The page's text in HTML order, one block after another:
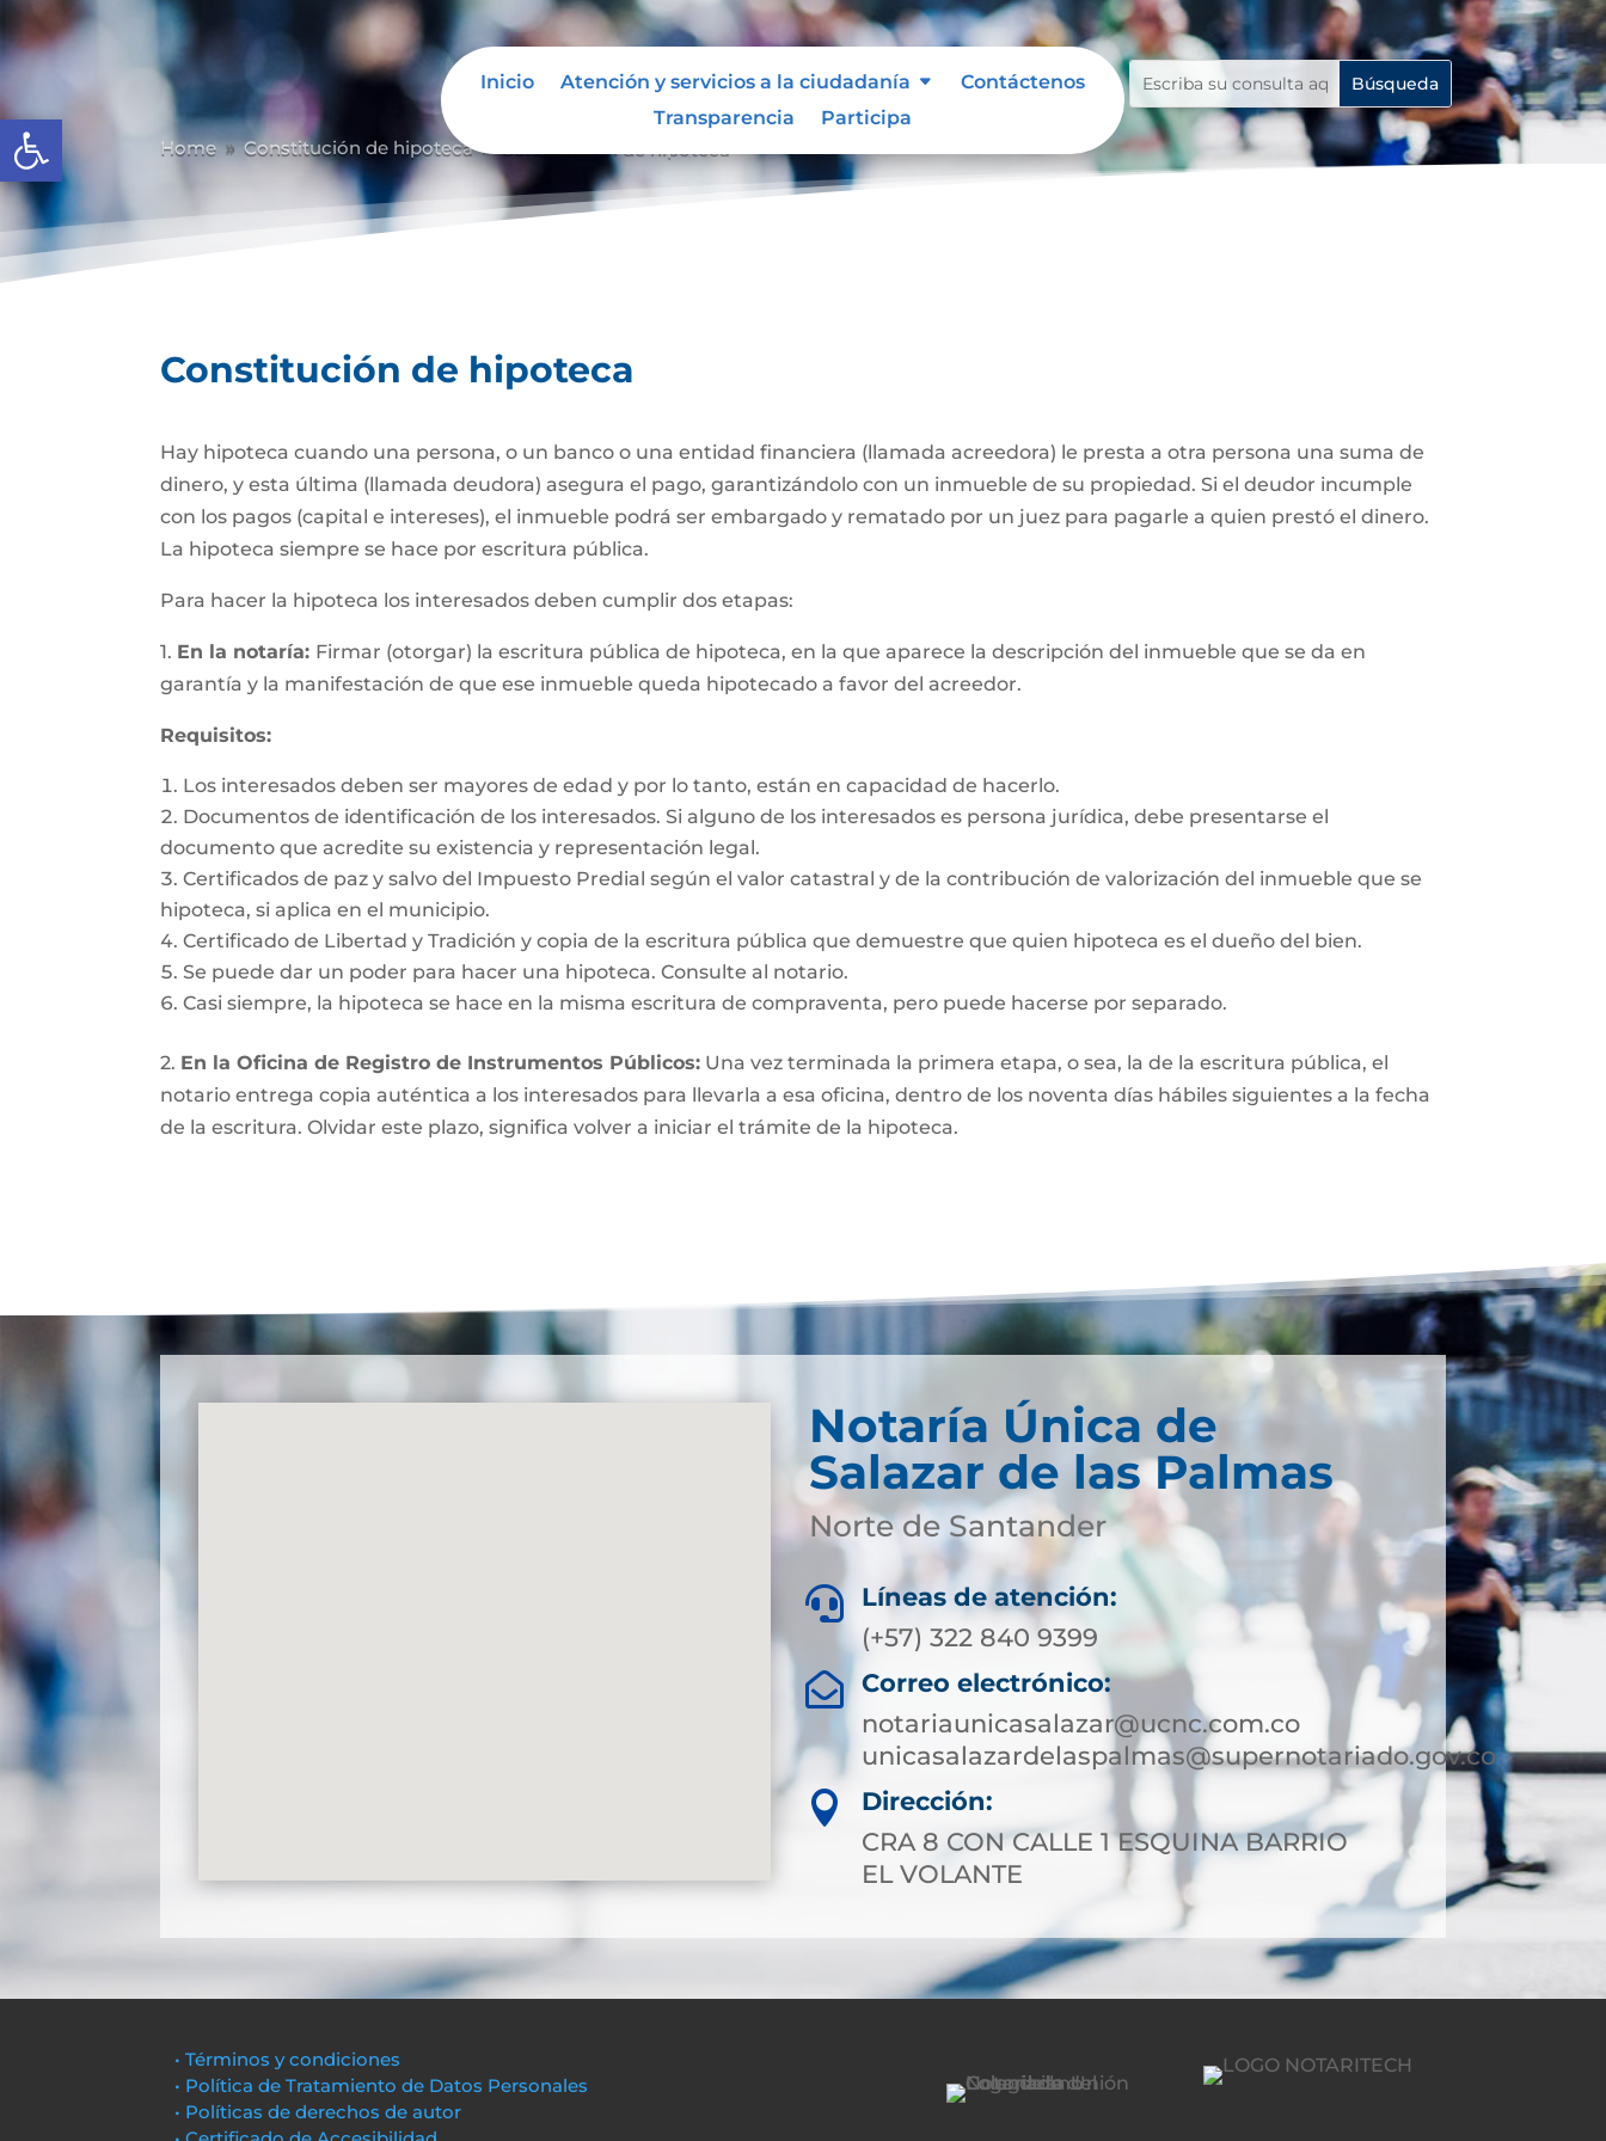
Abrir barra de herramientas
Inicio Atención y servicios a la ciudadanía
Contáctenos
Transparencia
Participa
Home 9 Constitución de hipoteca 9
Constitución de hipoteca
Hay hipoteca cuando una persona, o un banco o una entidad financiera (llamada acreedora) le presta a otra persona una suma de
dinero, y esta última (llamada deudora) asegura el pago, garantizándolo con un inmueble de su propiedad. Si el deudor incumple
con los pagos (capital e intereses), el inmueble podrá ser embargado y rematado por un juez para pagarle a quien prestó el dinero.
La hipoteca siempre se hace por escritura pública.
Para hacer la hipoteca los interesados deben cumplir dos etapas:
1. En la notaría: Firmar (otorgar) la escritura pública de hipoteca, en la que aparece la descripción del inmueble que se da en
garantía y la manifestación de que ese inmueble queda hipotecado a favor del acreedor.
Requisitos:
Los interesados deben ser mayores de edad y por lo tanto, están en capacidad de hacerlo.
Documentos de identificación de los interesados. Si alguno de los interesados es persona jurídica, debe presentarse el
documento que acredite su existencia y representación legal.
Certificados de paz y salvo del Impuesto Predial según el valor catastral y de la contribución de valorización del inmueble que se
hipoteca, si aplica en el municipio.
Certificado de Libertad y Tradición y copia de la escritura pública que demuestre que quien hipoteca es el dueño del bien.
Se puede dar un poder para hacer una hipoteca. Consulte al notario.
Casi siempre, la hipoteca se hace en la misma escritura de compraventa, pero puede hacerse por separado.
2. En la Oficina de Registro de Instrumentos Públicos: Una vez terminada la primera etapa, o sea, la de la escritura pública, el
notario entrega copia auténtica a los interesados para llevarla a esa oficina, dentro de los noventa días hábiles siguientes a la fecha
de la escritura. Olvidar este plazo, significa volver a iniciar el trámite de la hipoteca.
Notaría Única de
Salazar de las Palmas
Norte de Santander

Líneas de atención:
(+57) 322 840 9399

Correo electrónico:
notariaunicasalazar@ucnc.com.co
unicasalazardelaspalmas@supernotariado.gov.co

Dirección:
CRA 8 CON CALLE 1 ESQUINA BARRIO
EL VOLANTE
• Términos y condiciones
• Política de Tratamiento de Datos Personales
• Políticas de derechos de autor